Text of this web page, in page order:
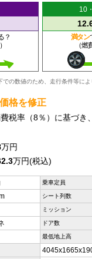
？
10
満タン
（燃
の数値のため、走行条件等に
格を修正
税率（8％）に基づき
万円
万円(税込)
乗車定員
シート列数
ミッション
ドア数
最低地上高